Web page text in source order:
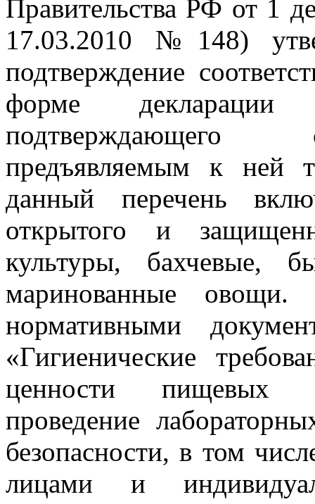
Правительства РФ от 1
17.03.2010 №148)
подтверждение
форме декларации
подтверждающего
предъявляемым к ней
данный перечень
открытого и
культуры, бахчевые,
маринованные
нормативными
«Гигиенические
ценности пищевых
проведение
безопасности, в том
лицами и